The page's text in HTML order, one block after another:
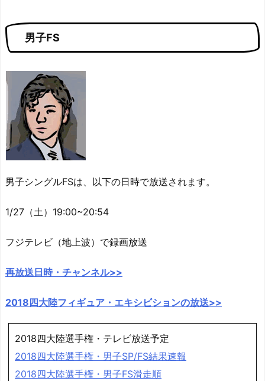
男子FS
男子シングルFSは、以下の日時で放送されます。
1/27（土）19:00~20:54
フジテレビ（地上波）で録画放送
再放送日時・チャンネル>>
2018四大陸フィギュア・エキシビションの放送>>
2018四大陸選手権・テレビ放送予定
2018四大陸選手権・男子SP/FS結果速報
2018四大陸選手権・男子FS滑走順